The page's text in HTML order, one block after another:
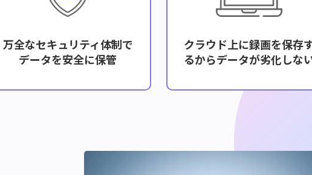
万全なセキュリティ体制で
データを安全に保管
クラウド上に録画を保存
るからデータが劣化しな